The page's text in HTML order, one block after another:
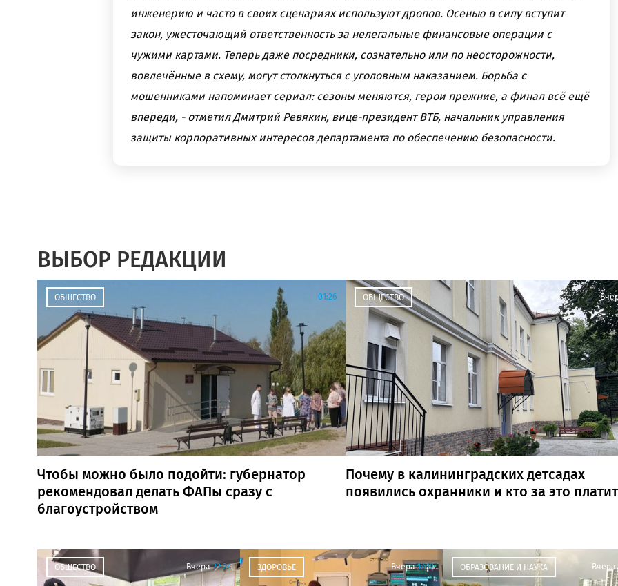
инженерию и часто в своих сценариях используют дропов. Осенью в силу вступит
закон, ужесточающий ответственность за нелегальные финансовые операции с
чужими картами. Теперь даже посредники, сознательно или по неосторожности,
вовлечённые в схему, могут столкнуться с уголовным наказанием. Борьба с
мошенниками напоминает сериал: сезоны меняются, герои прежние, а финал всё ещё
впереди, - отметил Дмитрий Ревякин, вице-президент ВТБ, начальник управления
защиты корпоративных интересов департамента по обеспечению безопасности.
ВЫБОР РЕДАКЦИИ
ОБЩЕСТВО 01:26
Чтобы можно было подойти: губернатор
рекомендовал делать ФАПы сразу с
благоустройством
ОБЩЕСТВО
Почему в калининградских детсадах
появились охранники и кто за это платит
ОБЩЕСТВО Вчера 22:24 ЗДОРОВЬЕ Вчера 17:12 ОБРАЗОВАНИЕ И НАУКА Вчера